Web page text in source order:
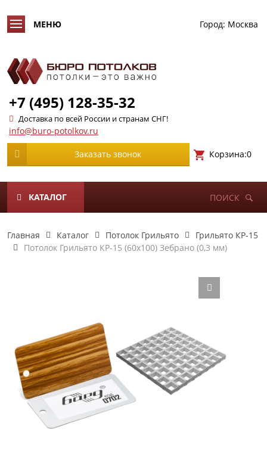
Город: Москва
+7 (495) 128-35-32
Доставка по всей России и странам СНГ!
info@buro-potolkov.ru
Заказать звонок Корзина:0
КАТАЛОГ ПОИСК
Главная Каталог Потолок Грильято
Грильято КР-15
Потолок Грильято КР-15 (60х100) Зебрано (0,3 мм)